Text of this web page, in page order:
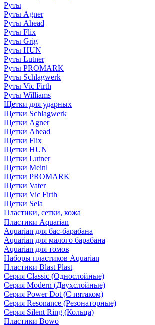
Руты
Руты Agner
Руты Ahead
Руты Flix
Руты Grig
Руты HUN
Руты Lutner
Руты PROMARK
Руты Schlagwerk
Руты Vic Firth
Руты Williams
Щетки для ударных
Щетки Schlagwerk
Щетки Agner
Щетки Ahead
Щетки Flix
Щетки HUN
Щетки Lutner
Щетки Meinl
Щетки PROMARK
Щетки Vater
Щетки Vic Firth
Щетки Sela
Пластики, сетки, кожа
Пластики Aquarian
Aquarian для бас-барабана
Aquarian для малого барабана
Aquarian для томов
Наборы пластиков Aquarian
Пластики Blast Plast
Серия Classic (Однослойные)
Серия Modern (Двухслойные)
Серия Power Dot (С пятаком)
Серия Resonance (Резонаторные)
Серия Silent Ring (Кольца)
Пластики Bowo